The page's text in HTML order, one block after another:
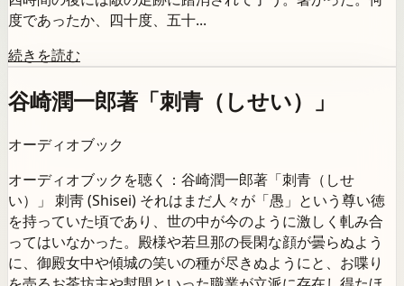
度であったか、四十度、五十...
続きを読む
谷崎潤一郎著「刺青（しせい）」
オーディオブック
オーディオブックを聴く：谷崎潤一郎著「刺青（しせ
い）」 刺靑 (Shisei) それはまだ人々が「愚」という尊い徳
を持っていた頃であり、世の中が今のように激しく軋み合
ってはいなかった。殿様や若旦那の長閑な顔が曇らぬよう
に、御殿女中や傾城の笑いの種が尽きぬようにと、お喋り